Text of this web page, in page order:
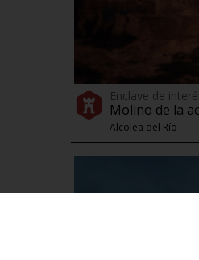
Enclave de
Molino de la
Alcolea del Río